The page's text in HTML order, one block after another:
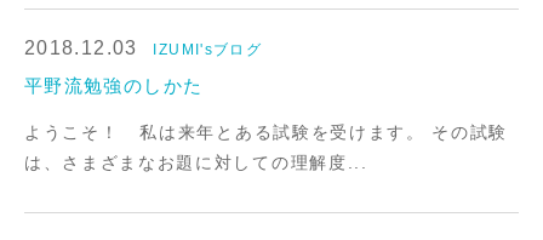
2018.12.03 IZUMI'sブログ
平野流勉強のしかた
ようこそ！ 私は来年とある試験を受けます。 その試験
は、さまざまなお題に対しての理解度...